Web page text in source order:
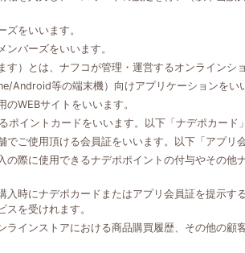
ズをいいます。
バーズをいいます。
）とは、ナフコが管理・運営するオンラインシ
Android等の端末機）向けアプリケーションをい
WEBサイトをいいます。
イントカードをいいます。以下「ナデポカード
ご使用頂ける会員証をいいます。以下「アプリ
の際に使用できるナデポポイントの付与やその
時にナデポカードまたはアプリ会員証を提示す
を受けれます。
インストアにおける商品購買履歴、その他の顧